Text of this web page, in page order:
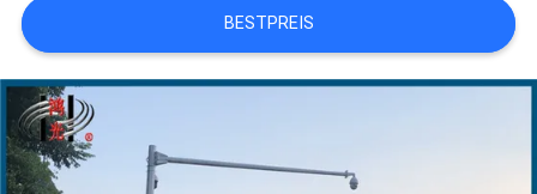
NACHRICHTEN
FORDERN
SIE EIN
ZITAT
BESTPREIS